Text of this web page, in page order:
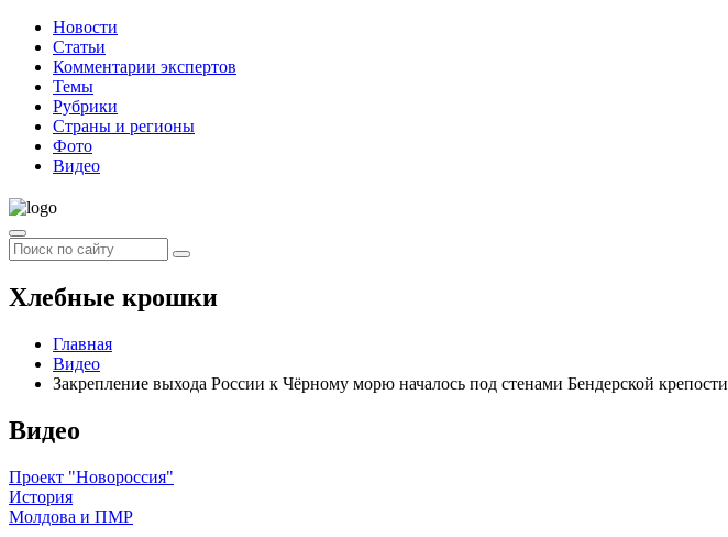
Новости
Статьи
Комментарии экспертов
Темы
Рубрики
Страны и регионы
Фото
Видео
Хлебные крошки
Главная
Видео
Закрепление выхода России к Чёрному морю началось под стенами Бендерской крепости
Видео
Проект "Новороссия"
История
Молдова и ПМР